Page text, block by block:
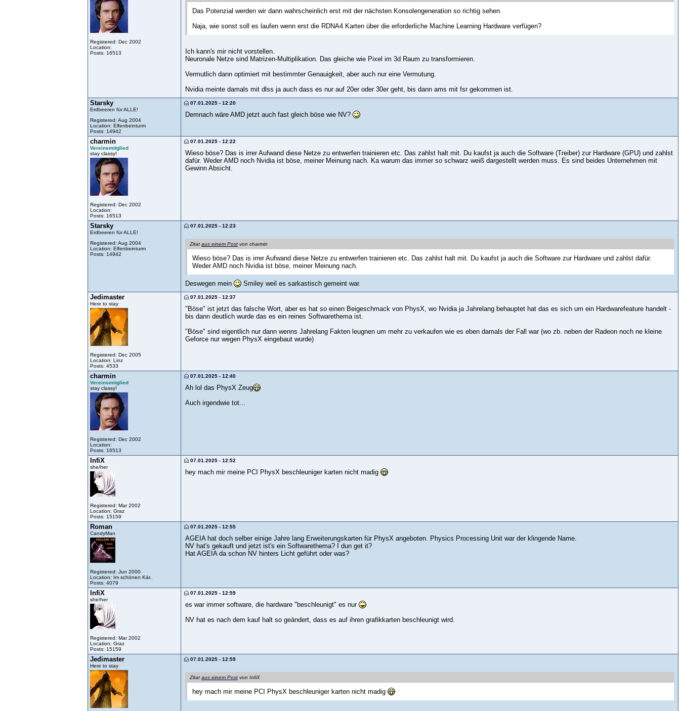
Registered: Dec 2002
Location:
Posts: 16513
Das Potenzial werden wir dann wahrscheinlich erst mit der nächsten Konsolengeneration so richtig sehen.
Naja, wie sonst soll es laufen wenn erst die RDNA4 Karten über die erforderliche Machine Learning Hardware verfügen?
Ich kann's mir nicht vorstellen.
Neuronale Netze sind Matrizen-Multiplikation. Das gleiche wie Pixel im 3d Raum zu transformieren.
Vermutlich dann optimiert mit bestimmter Genauigkeit, aber auch nur eine Vermutung.
Nvidia meinte damals mit dlss ja auch dass es nur auf 20er oder 30er geht, bis dann ams mit fsr gekommen ist.
Starsky
Erdbeeren für ALLE!
Registered: Aug 2004
Location: Elfenbeinturm
Posts: 14942
07.01.2025 - 12:20
Demnach wäre AMD jetzt auch fast gleich böse wie NV?
charmin
Vereinsmitglied
stay classy!
Registered: Dec 2002
Location:
Posts: 16513
07.01.2025 - 12:22
Wieso böse? Das is irrer Aufwand diese Netze zu entwerfen trainieren etc. Das zahlst halt mit. Du kaufst ja auch die Software (Treiber) zur Hardware (GPU) und zahlst
dafür. Weder AMD noch Nvidia ist böse, meiner Meinung nach. Ka warum das immer so schwarz weiß dargestellt werden muss. Es sind beides Unternehmen mit
Gewinn Absicht.
Starsky
Erdbeeren für ALLE!
Registered: Aug 2004
Location: Elfenbeinturm
Posts: 14942
07.01.2025 - 12:23
Zitat aus einem Post von charmin
Wieso böse? Das is irrer Aufwand diese Netze zu entwerfen trainieren etc. Das zahlst halt mit. Du kaufst ja auch die Software zur Hardware und zahlst dafür.
Weder AMD noch Nvidia ist böse, meiner Meinung nach.
Deswegen mein
Smiley weil es sarkastisch gemeint war.
Jedimaster
Here to stay
Registered: Dec 2005
Location: Linz
Posts: 4533
07.01.2025 - 12:37
"Böse" ist jetzt das falsche Wort, aber es hat so einen Beigeschmack von PhysX, wo Nvidia ja Jahrelang behauptet hat das es sich um ein Hardwarefeature handelt -
bis dann deutlich wurde das es ein reines Softwarethema ist.
"Böse" sind eigentlich nur dann wenns Jahrelang Fakten leugnen um mehr zu verkaufen wie es eben damals der Fall war (wo zb. neben der Radeon noch ne kleine
Geforce nur wegen PhysX eingebaut wurde)
charmin
Vereinsmitglied
stay classy!
Registered: Dec 2002
Location:
Posts: 16513
07.01.2025 - 12:40
Ah lol das PhysX Zeug
Auch irgendwie tot...
InfiX
she/her
Registered: Mar 2002
Location: Graz
Posts: 15159
07.01.2025 - 12:52
hey mach mir meine PCI PhysX beschleuniger karten nicht madig
Roman
CandyMan
Registered: Jun 2000
Location: Im schönen Kär..
Posts: 4079
07.01.2025 - 12:55
AGEIA hat doch selber einige Jahre lang Erweiterungskarten für PhysX angeboten. Physics Processing Unit war der klingende Name.
NV hat's gekauft und jetzt ist's ein Softwarethema? I dun get it?
Hat AGEIA da schon NV hinters Licht geführt oder was?
InfiX
she/her
Registered: Mar 2002
Location: Graz
Posts: 15159
07.01.2025 - 12:59
es war immer software, die hardware "beschleunigt" es nur
NV hat es nach dem kauf halt so geändert, dass es auf ihren grafikkarten beschleunigt wird.
Jedimaster
Here to stay
07.01.2025 - 12:59
Zitat aus einem Post von InfiX
hey mach mir meine PCI PhysX beschleuniger karten nicht madig